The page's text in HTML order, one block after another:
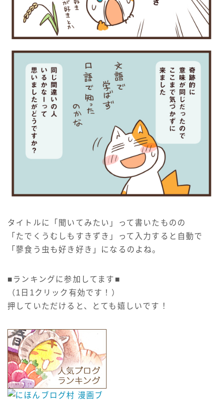
タイトルに「聞いてみたい」って書いたものの
「たでくうむしもすきずき」って入力すると自動で
「蓼食う虫も好き好き」になるのよね。
■ランキングに参加してます■
（1日1クリック有効です！）
押していただけると、とても嬉しいです！